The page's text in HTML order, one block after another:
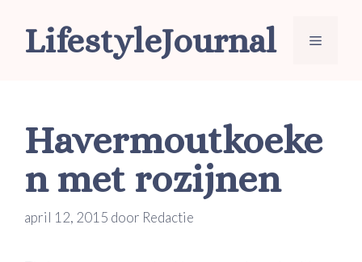
LifestyleJournal Menu
Havermoutkoeke
n met rozijnen
april 12, 2015 door Redactie